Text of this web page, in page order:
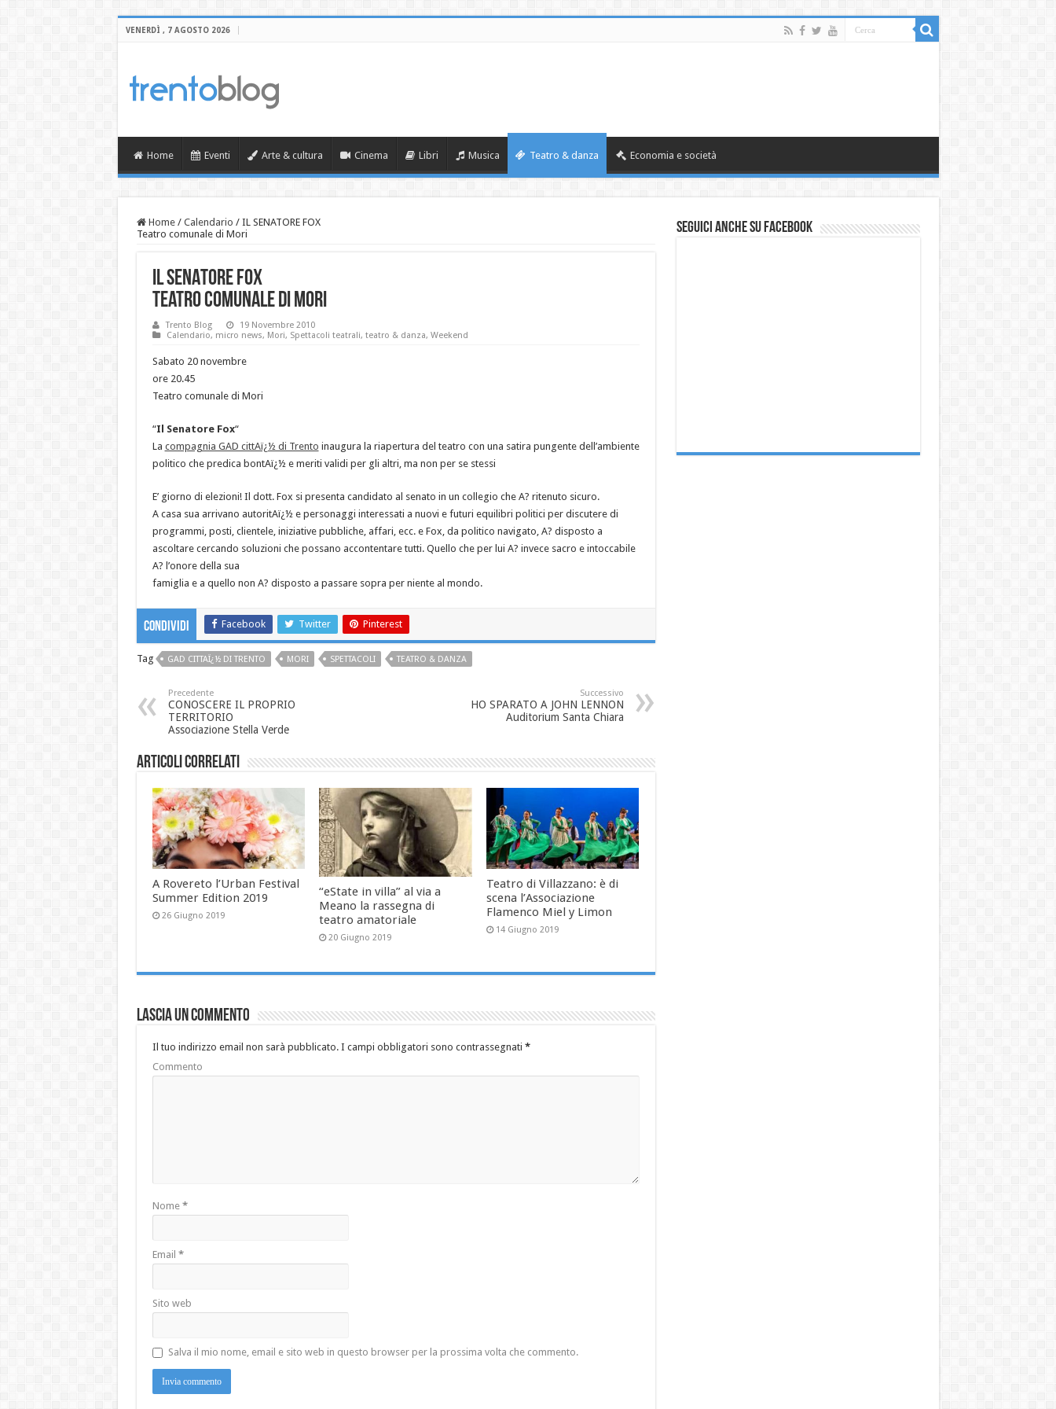
VENERDÌ , 7 AGOSTO 2026
Home Eventi Arte & cultura Cinema Libri Musica Teatro & danza Economia e società
Home / Calendario / IL SENATORE FOX
Teatro comunale di Mori
IL SENATORE FOX
Teatro comunale di Mori
Trento Blog
19 Novembre 2010
Calendario, micro news, Mori, Spettacoli teatrali, teatro & danza, Weekend
Sabato 20 novembre
ore 20.45
Teatro comunale di Mori
“Il Senatore Fox“
La compagnia GAD cittAï¿½ di Trento inaugura la riapertura del teatro con una satira pungente dell’ambiente
politico che predica bontAï¿½ e meriti validi per gli altri, ma non per se stessi
E’ giorno di elezioni! Il dott. Fox si presenta candidato al senato in un collegio che A? ritenuto sicuro.
A casa sua arrivano autoritAï¿½ e personaggi interessati a nuovi e futuri equilibri politici per discutere di
programmi, posti, clientele, iniziative pubbliche, affari, ecc. e Fox, da politico navigato, A? disposto a
ascoltare cercando soluzioni che possano accontentare tutti. Quello che per lui A? invece sacro e intoccabile
A? l’onore della sua
famiglia e a quello non A? disposto a passare sopra per niente al mondo.
Condividi Facebook Twitter Pinterest
Tag GAD CITTAÏ¿½ DI TRENTO MORI SPETTACOLI TEATRO & DANZA
Precedente
CONOSCERE IL PROPRIO
TERRITORIO
Associazione Stella Verde
Successivo
HO SPARATO A JOHN LENNON
Auditorium Santa Chiara
Articoli correlati
A Rovereto l’Urban Festival
Summer Edition 2019
26 Giugno 2019
“eState in villa” al via a
Meano la rassegna di
teatro amatoriale
20 Giugno 2019
Teatro di Villazzano: è di
scena l’Associazione
Flamenco Miel y Limon
14 Giugno 2019
Lascia un commento
Il tuo indirizzo email non sarà pubblicato.I campi obbligatori sono contrassegnati *
Commento
Nome *
Email *
Sito web
Salva il mio nome, email e sito web in questo browser per la prossima volta che commento.
Seguici anche su Facebook